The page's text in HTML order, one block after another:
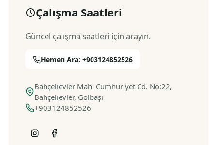
Çalışma Saatleri
Güncel çalışma saatleri için arayın.
Hemen Ara: +903124852526
Bahçelievler Mah. Cumhuriyet Cd. No:22,
Bahçelievler, Gölbaşı
+903124852526